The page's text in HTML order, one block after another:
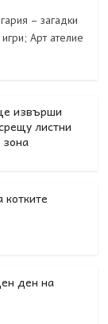
– загадки
Арт ателие
извърши
листни
котките
ден на